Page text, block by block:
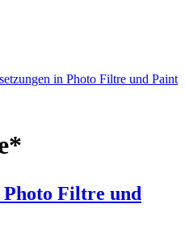
in Photo Filtre und Paint
Filtre und